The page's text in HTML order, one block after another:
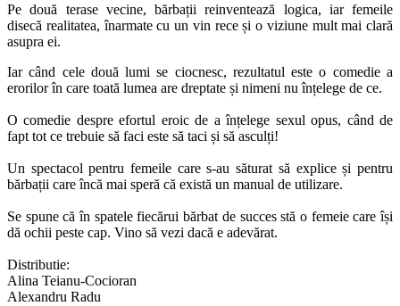
Pe două terase vecine, bărbații reinventează logica, iar femeile
disecă realitatea, înarmate cu un vin rece și o viziune mult mai clară
asupra ei.
Iar când cele două lumi se ciocnesc, rezultatul este o comedie a
erorilor în care toată lumea are dreptate și nimeni nu înțelege de ce.
O comedie despre efortul eroic de a înțelege sexul opus, când de
fapt tot ce trebuie să faci este să taci și să asculți!
Un spectacol pentru femeile care s-au săturat să explice și pentru
bărbații care încă mai speră că există un manual de utilizare.
Se spune că în spatele fiecărui bărbat de succes stă o femeie care își
dă ochii peste cap. Vino să vezi dacă e adevărat.
Distributie:
Alina Teianu-Cocioran
Alexandru Radu